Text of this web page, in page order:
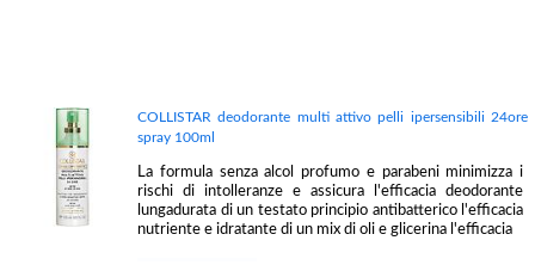
COLLISTAR deodorante multi attivo pelli ipersensibili 24ore
spray 100ml
La formula senza alcol profumo e parabeni minimizza i
rischi di intolleranze e assicura l'efficacia deodorante
lungadurata di un testato principio antibatterico l'efficacia
nutriente e idratante di un mix di oli e glicerina l'efficacia